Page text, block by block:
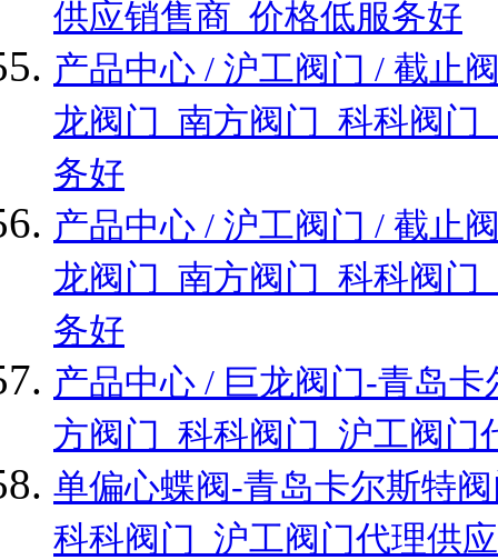
供应销售商_价格低服务好
产品中心 / 沪工阀门 / 截止
龙阀门_南方阀门_科科阀
务好
产品中心 / 沪工阀门 / 截止
龙阀门_南方阀门_科科阀
务好
产品中心 / 巨龙阀门-青岛
方阀门_科科阀门_沪工阀
单偏心蝶阀-青岛卡尔斯特
科科阀门_沪工阀门代理供